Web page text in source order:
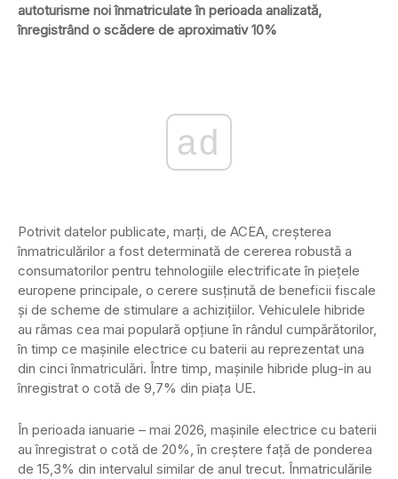
autoturisme noi înmatriculate în perioada analizată,
înregistrând o scădere de aproximativ 10%
ad
Potrivit datelor publicate, marți, de ACEA, creșterea
înmatriculărilor a fost determinată de cererea robustă a
consumatorilor pentru tehnologiile electrificate în piețele
europene principale, o cerere susținută de beneficii fiscale
și de scheme de stimulare a achizițiilor. Vehiculele hibride
au rămas cea mai populară opțiune în rândul cumpărătorilor,
în timp ce mașinile electrice cu baterii au reprezentat una
din cinci înmatriculări. Între timp, mașinile hibride plug-in au
înregistrat o cotă de 9,7% din piața UE.
În perioada ianuarie – mai 2026, mașinile electrice cu baterii
au înregistrat o cotă de 20%, în creștere față de ponderea
de 15,3% din intervalul similar de anul trecut. Înmatriculările